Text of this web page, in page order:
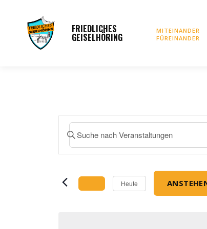
FRIEDLICHES
GEISELHÖRING
MITEINANDER
FÜREINANDER
Veranstaltungen
Suche
und
Ansichten,
Bitte
Schlüsselwort
eingeben.
nach
Veranstaltungen
Heute
Startseite